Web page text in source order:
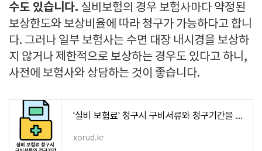
수도 있습니다. 실비보험의 경우 보험사마다 약정된
보상한도와 보상비율에 따라 청구가 가능하다고 합니
다. 그러나 일부 보험사는 수면 대장 내시경을 보상하
지 않거나 제한적으로 보상하는 경우도 있다고 하니,
사전에 보험사와 상담하는 것이 좋습니다.
'실비 보험료' 청구시 구비서류와 청구기간을 알아볼께요!
xorud.kr